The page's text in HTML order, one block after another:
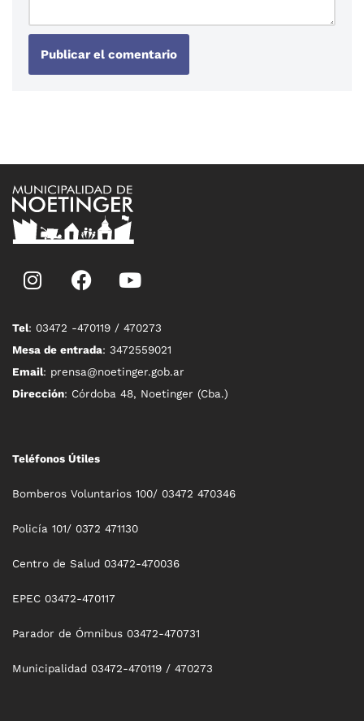
Tel: 03472 -470119 / 470273
Mesa de entrada: 3472559021
Email: prensa@noetinger.gob.ar
Dirección: Córdoba 48, Noetinger (Cba.)
Teléfonos Útiles
Bomberos Voluntarios 100/ 03472 470346
Policía 101/ 0372 471130
Centro de Salud 03472-470036
EPEC 03472-470117
Parador de Ómnibus 03472-470731
Municipalidad 03472-470119 / 470273